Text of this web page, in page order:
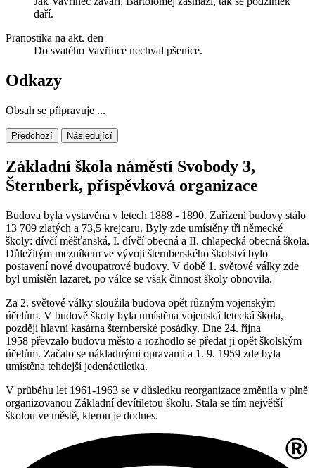
daří.
Pranostika na akt. den
Do svatého Vavřince nechval pšenice.
Odkazy
Obsah se připravuje ...
Předchozí Následující
Základní škola náměstí Svobody 3,
Šternberk, příspěvková organizace
Budova byla vystavěna v letech 1888 - 1890. Zařízení budovy stálo
13 709 zlatých a 73,5 krejcaru. Byly zde umístěny tři německé
školy: dívčí měšťanská, I. dívčí obecná a II. chlapecká obecná škola.
Důležitým mezníkem ve vývoji šternberského školství bylo
postavení nové dvoupatrové budovy. V době 1. světové války zde
byl umístěn lazaret, po válce se však činnost školy obnovila.
Za 2. světové války sloužila budova opět různým vojenským
účelům. V budově školy byla umístěna vojenská letecká škola,
později hlavní kasárna šternberské posádky. Dne 24. října
1958 převzalo budovu město a rozhodlo se předat ji opět školským
účelům. Začalo se nákladnými opravami a 1. 9. 1959 zde byla
umístěna tehdejší jedenáctiletka.
V průběhu let 1961-1963 se v důsledku reorganizace změnila v plně
organizovanou Základní devítiletou školu. Stala se tím největší
školou ve městě, kterou je dodnes.